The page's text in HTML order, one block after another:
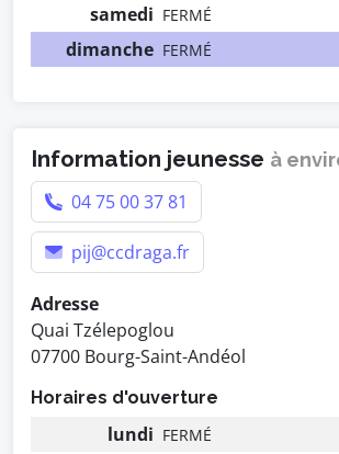
samedi FERMÉ
dimanche FERMÉ
Information jeunesse à
04 75 00 37 81
pij@ccdraga.fr
Adresse
Quai Tzélepoglou
07700 Bourg-Saint-Andéol
Horaires d'ouverture
lundi FERMÉ